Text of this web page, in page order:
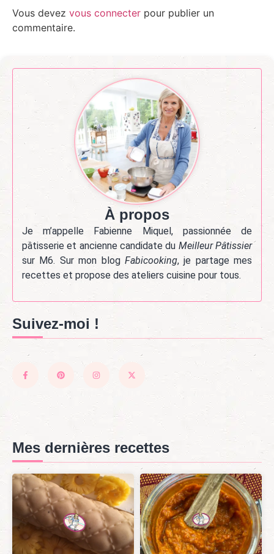
Vous devez vous connecter pour publier un
commentaire.
À propos
Je m’appelle Fabienne Miquel, passionnée de
pâtisserie et ancienne candidate du Meilleur Pâtissier
sur M6. Sur mon blog Fabicooking, je partage mes
recettes et propose des ateliers cuisine pour tous.
Suivez-moi !
Mes dernières recettes